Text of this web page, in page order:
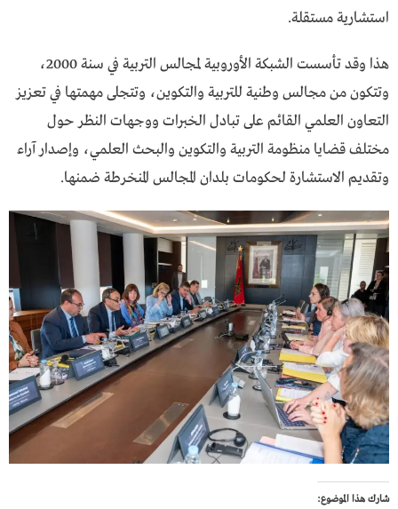
استشارية مستقلة.
هذا وقد تأسست الشبكة الأوروبية لمجالس التربية في سنة 2000،
وتتكون من مجالس وطنية للتربية والتكوين، وتتجلى مهمتها في تعزيز
التعاون العلمي القائم على تبادل الخبرات ووجهات النظر حول
مختلف قضايا منظومة التربية والتكوين والبحث العلمي، وإصدار آراء
وتقديم الاستشارة لحكومات بلدان المجالس المنخرطة ضمنها.
شارك هذا الموضوع: